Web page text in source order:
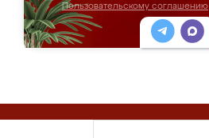
Пользовательскому соглашению